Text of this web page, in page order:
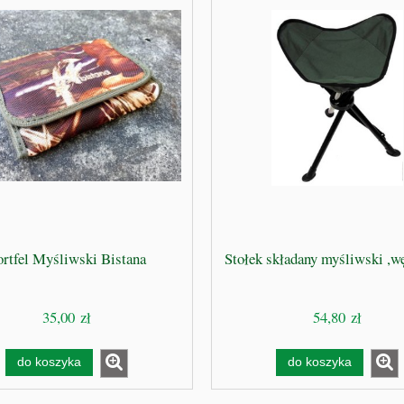
Myśliwski Bistana
35,00 zł
do koszyka
Stołek składany myśliwski
54,80 zł
do koszyka